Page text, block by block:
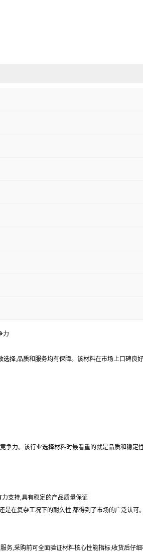
力
择,品质和服务均有保障。该材料在市场上口碑良
争力。该行业选择材料时最看重的就是品质和稳定
支持,具有稳定的产品质量保证
在复杂工况下的耐久性,都得到了市场的广泛认
,采购前可全面验证材料核心性能指标;收货后仔